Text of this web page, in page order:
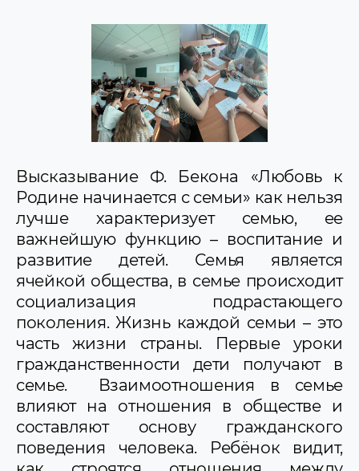
Высказывание Ф. Бекона «Любовь к
Родине начинается с семьи» как нельзя
лучше характеризует семью, ее
важнейшую функцию – воспитание и
развитие детей. Семья является
ячейкой общества, в семье происходит
социализация подрастающего
поколения. Жизнь каждой семьи – это
часть жизни страны. Первые уроки
гражданственности дети получают в
семье. Взаимоотношения в семье
влияют на отношения в обществе и
составляют основу гражданского
поведения человека. Ребёнок видит,